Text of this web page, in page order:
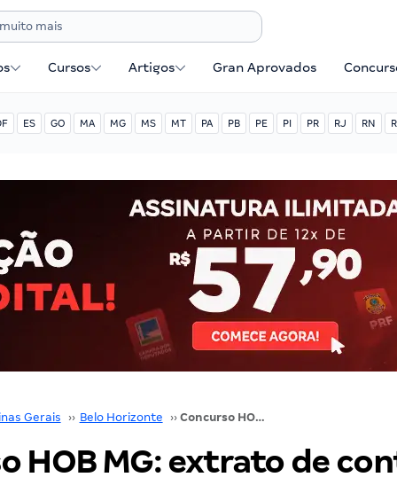
Cursos Artigos Gran Aprovados
ES GO MA MG MS MT PA PB PE PI PR RJ RN
Gerais ›› Belo Horizonte ›› Concurso HOB MG: extrato de contrato com banca IBGP é publicado
HOB MG: extrato de